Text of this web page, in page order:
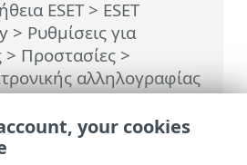
ESET> ESET
> Ρυθμίσεις για
> Προστασίες >
αλληλογραφίας
>
διαλόγου
your cookies